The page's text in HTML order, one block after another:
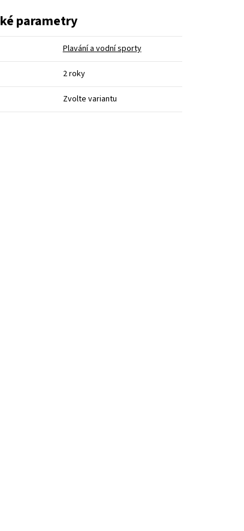
parametry
Plavání a vodní sporty
2 roky
Zvolte variantu